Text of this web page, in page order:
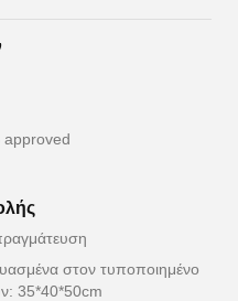
approved
στον τυποποιημένο
35*40*50cm